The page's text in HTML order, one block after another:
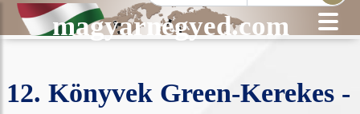
magyarnegyed.com
12. Könyvek Green-Kerekes -